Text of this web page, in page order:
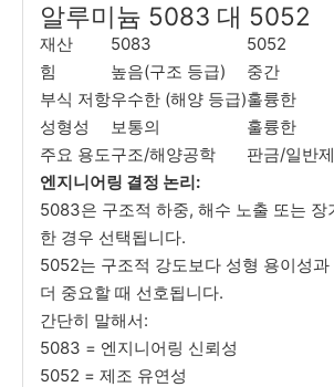
알루미늄 5083 대 5052
재산 5083
5052
힘
높음(구조 등급)
중간
부식 저항우수한 (해양 등급)훌륭한
성형성
보통의
훌륭한
주요 용도구조/해양공학
판금/일반
엔지니어링 결정 논리:
5083은 구조적 하중, 해수 노출 또는 장
한 경우 선택됩니다.
5052는 구조적 강도보다 성형 용이성과
더 중요할 때 선호됩니다.
간단히 말해서:
5083 = 엔지니어링 신뢰성
5052 = 제조 유연성